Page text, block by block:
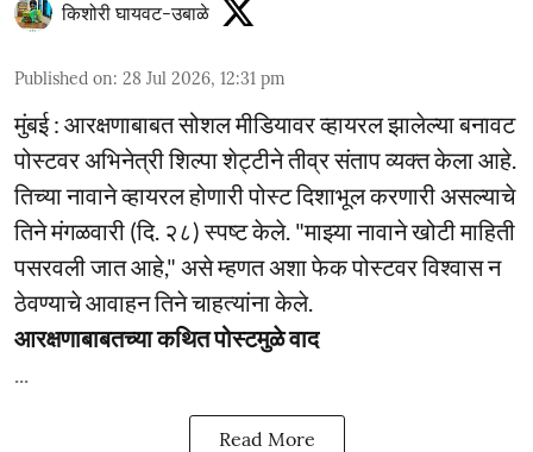
किशोरी घायवट-उबाळे
Published on: 28 Jul 2026, 12:31 pm
मुंबई : आरक्षणाबाबत सोशल मीडियावर व्हायरल झालेल्या बनावट
पोस्टवर अभिनेत्री शिल्पा शेट्टीने तीव्र संताप व्यक्त केला आहे.
तिच्या नावाने व्हायरल होणारी पोस्ट दिशाभूल करणारी असल्याचे
तिने मंगळवारी (दि. २८) स्पष्ट केले. "माझ्या नावाने खोटी माहिती
पसरवली जात आहे," असे म्हणत अशा फेक पोस्टवर विश्वास न
ठेवण्याचे आवाहन तिने चाहत्यांना केले.
आरक्षणाबाबतच्या कथित पोस्टमुळे वाद
...
Read More